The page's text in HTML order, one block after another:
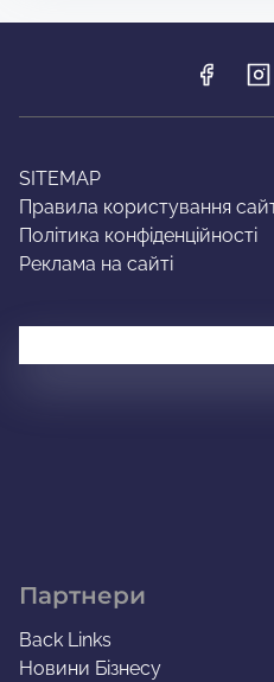
SITEMAP
Правила користування
Політика конфіденційності
Реклама на сайті
Партнери
Back Links
Новини Бізнесу